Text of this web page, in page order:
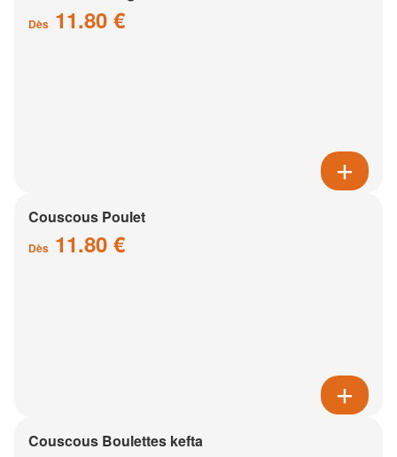
Dès 11.80 €
Couscous Poulet
Dès 11.80 €
Couscous Boulettes kefta